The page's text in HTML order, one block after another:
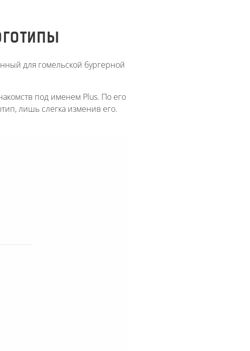
для гомельской бургерной
под именем Plus. По его
лишь слегка изменив его.